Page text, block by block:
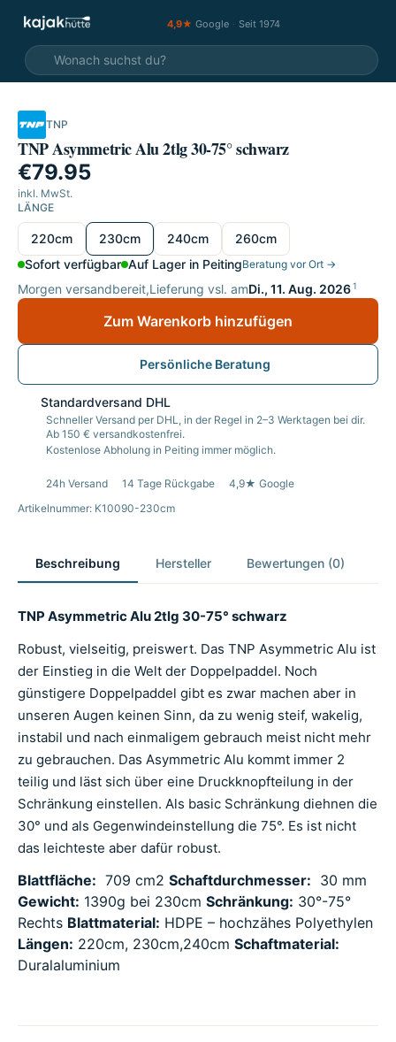
4,9★ Google · Seit 1974
TNP
TNP Asymmetric Alu 2tlg 30-75° schwarz
€79.95
inkl. MwSt.
LÄNGE
Länge wählen
220cm 230cm 240cm
260cm
Sofort verfügbar Auf Lager in PeitingBeratung vor Ort →
Morgen versandbereit,Lieferung vsl. amDi., 11. Aug. 20261
Zum Warenkorb hinzufügen
Persönliche Beratung
Standardversand DHL
Schneller Versand per DHL, in der Regel in 2–3 Werktagen bei dir.
Ab 150 € versandkostenfrei.
Kostenlose Abholung in Peiting immer möglich.
24h Versand 14 Tage Rückgabe
4,9★ Google
Artikelnummer: K10090-230cm
Beschreibung Hersteller Bewertungen (0)
TNP Asymmetric Alu 2tlg 30-75° schwarz
Robust, vielseitig, preiswert. Das TNP Asymmetric Alu ist
der Einstieg in die Welt der Doppelpaddel. Noch
günstigere Doppelpaddel gibt es zwar machen aber in
unseren Augen keinen Sinn, da zu wenig steif, wakelig,
instabil und nach einmaligem gebrauch meist nicht mehr
zu gebrauchen. Das Asymmetric Alu kommt immer 2
teilig und läst sich über eine Druckknopfteilung in der
Schränkung einstellen. Als basic Schränkung diehnen die
30° und als Gegenwindeinstellung die 75°. Es ist nicht
das leichteste aber dafür robust.
Blattfläche: 709 cm2 Schaftdurchmesser: 30 mm
Gewicht: 1390g bei 230cm Schränkung: 30°-75°
Rechts Blattmaterial: HDPE – hochzähes Polyethylen
Längen: 220cm, 230cm,240cm Schaftmaterial:
Duralaluminium